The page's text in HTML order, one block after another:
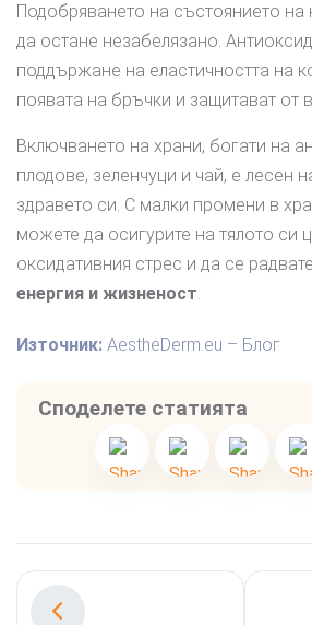
Подобряването на състоянието
да остане незабелязано.
поддържане на еластичността на
появата на бръчки и защитават от
Включването на храни, богати на
плодове, зеленчуци и чай, е лесен
здравето си. С малки промени в
можете да осигурите на тялото си
оксидативния стрес и да се
енергия и жизненост.
Източник: AestheDerm.eu – Блог
Споделете статията